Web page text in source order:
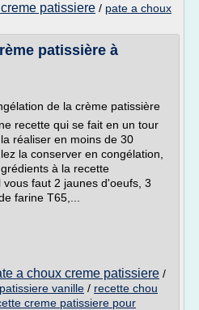
patissiere / pate a choux
patissière à
de la crème patissière
recette qui se fait en un tour
réaliser en moins de 30
la conserver en congélation,
à la recette
faut 2 jaunes d'oeufs, 3
farine T65,...
a choux creme patissiere /
vanille / recette chou
creme patissiere pour